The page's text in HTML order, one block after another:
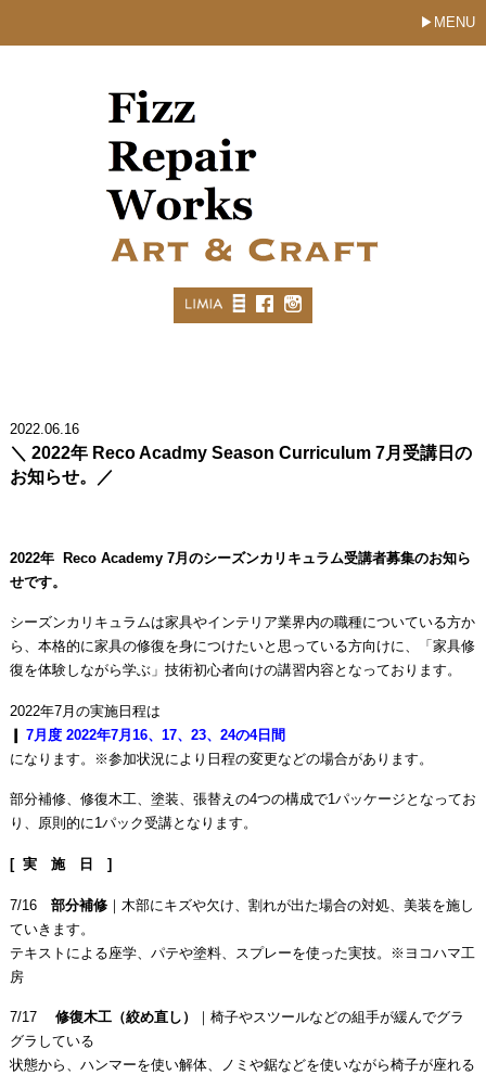
MENU
2022.06.16
＼ 2022年 Reco Acadmy Season Curriculum 7月受講日の
お知らせ。／
2022年 Reco Academy 7月のシーズンカリキュラム受講者募集のお知ら
せです。
シーズンカリキュラムは家具やインテリア業界内の職種についている方か
ら、本格的に家具の修復を身につけたいと思っている方向けに、「家具修
復を体験しながら学ぶ」技術初心者向けの講習内容となっております。
2022年7月の実施日程は
7月度 2022年7月16、17、23、24の4日間
になります。※参加状況により日程の変更などの場合があります。
部分補修、修復木工、塗装、張替えの4つの構成で1パッケージとなってお
り、原則的に1パック受講となります。
[ 実 施 日 ]
7/16 部分補修｜木部にキズや欠け、割れが出た場合の対処、美装を施し
ていきます。
テキストによる座学、パテや塗料、スプレーを使った実技。※ヨコハマ工
房
7/17 修復木工（絞め直し）
｜椅子やスツールなどの組手が緩んでグラ
グラしている
状態から、ハンマーを使い解体、ノミや鋸などを使いながら椅子が座れる